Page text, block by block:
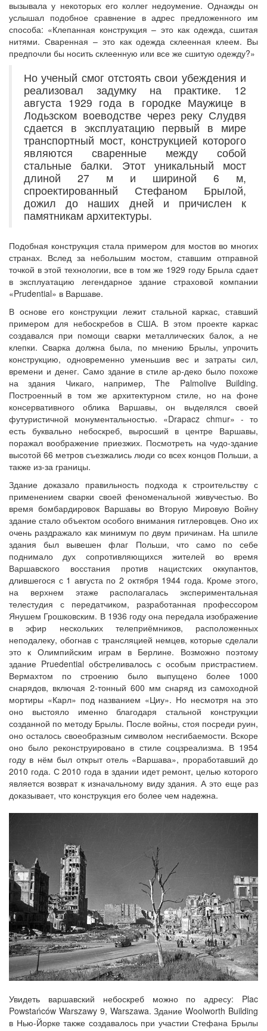
вызывала у некоторых его коллег недоумение. Однажды он
услышал подобное сравнение в адрес предложенного им
способа: «Клепанная конструкция – это как одежда, сшитая
нитями. Сваренная – это как одежда склеенная клеем. Вы
предпочли бы носить склеенную или все же сшитую одежду?»
Но ученый смог отстоять свои убеждения и
реализовал задумку на практике. 12
августа 1929 года в городке Маужице в
Лодьзском воеводстве через реку Слудвя
сдается в эксплуатацию первый в мире
транспортный мост, конструкцией которого
являются сваренные между собой
стальные балки. Этот уникальный мост
длиной 27 м и шириной 6 м,
спроектированный Стефаном Брылой,
дожил до наших дней и причислен к
памятникам архитектуры.
Подобная конструкция стала примером для мостов во многих
странах. Вслед за небольшим мостом, ставшим отправной
точкой в этой технологии, все в том же 1929 году Брыла сдает
в эксплуатацию легендарное здание страховой компании
«Prudential» в Варшаве.
В основе его конструкции лежит стальной каркас, ставший
примером для небоскребов в США. В этом проекте каркас
создавался при помощи сварки металлических балок, а не
клепки. Сварка должна была, по мнению Брылы, упрочить
конструкцию, одновременно уменьшив вес и затраты сил,
времени и денег. Само здание в стиле ар-деко было похоже
на здания Чикаго, например, The Palmolive Building.
Построенный в том же архитектурном стиле, но на фоне
консервативного облика Варшавы, он выделялся своей
футуристичной монументальностью. «Drapacz chmur» - то
есть буквально небоскреб, выросший в центре Варшавы,
поражал воображение приезжих. Посмотреть на чудо-здание
высотой 66 метров съезжались люди со всех концов Польши, а
также из-за границы.
Здание доказало правильность подхода к строительству с
применением сварки своей феноменальной живучестью. Во
время бомбардировок Варшавы во Вторую Мировую Войну
здание стало объектом особого внимания гитлеровцев. Оно их
очень раздражало как минимум по двум причинам. На шпиле
здания был вывешен флаг Польши, что само по себе
поднимало дух сопротивляющихся жителей во время
Варшавского восстания против нацистских оккупантов,
длившегося с 1 августа по 2 октября 1944 года. Кроме этого,
на верхнем этаже располагалась экспериментальная
телестудия с передатчиком, разработанная профессором
Янушем Грошковским. В 1936 году она передала изображение
в эфир нескольких телеприёмников, расположенных
неподалеку, обогнав с трансляцией немцев, которые сделали
это к Олимпийским играм в Берлине. Возможно поэтому
здание Pruedential обстреливалось с особым пристрастием.
Вермахтом по строению было выпущено более 1000
снарядов, включая 2-тонный 600 мм снаряд из самоходной
мортиры «Карл» под названием «Циу». Но несмотря на это
оно выстояло именно благодаря стальной конструкции
созданной по методу Брылы. После войны, стоя посреди руин,
оно осталось своеобразным символом несгибаемости. Вскоре
оно было реконструировано в стиле соцзреализма. В 1954
году в нём был открыт отель «Варшава», проработавший до
2010 года. С 2010 года в здании идет ремонт, целью которого
является возврат к изначальному виду здания. А это еще раз
доказывает, что конструкция его более чем надежна.
Увидеть варшавский небоскреб можно по адресу: Plac
Powstańców Warszawy 9, Warszawa. Здание Woolworth Building
в Нью-Йорке также создавалось при участии Стефана Брылы